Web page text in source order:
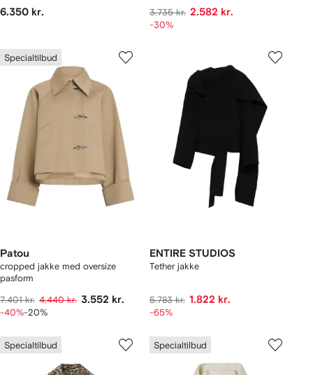
6.350 kr. 3.735 kr. 2.582 kr.
-30%
Specialtilbud
Patou
cropped jakke med oversize
pasform
7.401 kr. 4.440 kr. 3.552 kr.
-40%-20%
ENTIRE STUDIOS
Tether jakke
5.783 kr. 1.822 kr.
-65%
Specialtilbud Specialtilbud